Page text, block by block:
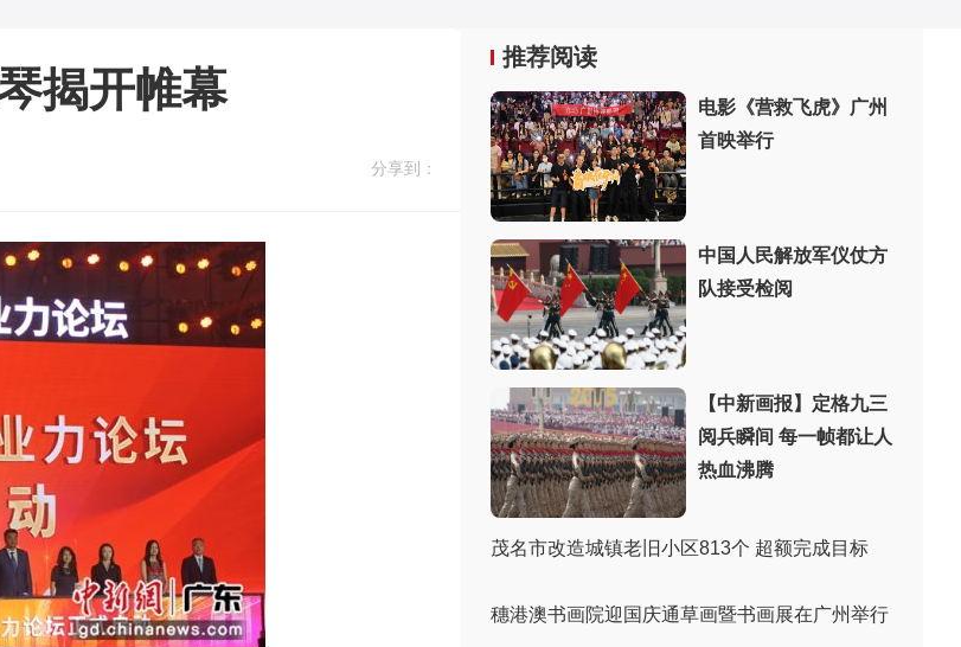
揭开帷幕
分享到：
推荐阅读
电影《营救飞虎》广州
首映举行
中国人民解放军仪仗方
队接受检阅
【中新画报】定格九三
阅兵瞬间 每一帧都让人
热血沸腾
茂名市改造城镇老旧小区813个 超额完成目标
穗港澳书画院迎国庆通草画暨书画展在广州举行